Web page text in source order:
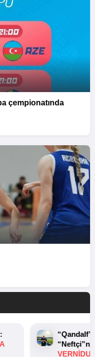
çempionatında